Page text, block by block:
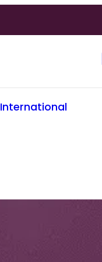
International